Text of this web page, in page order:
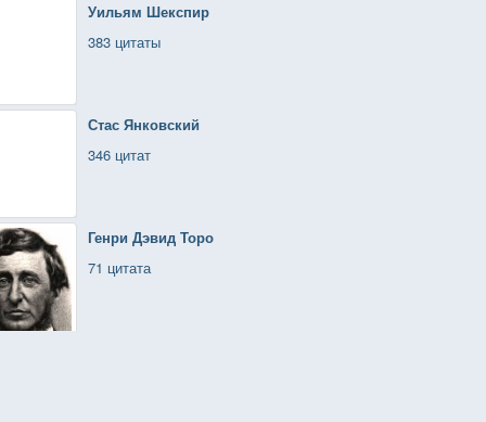
Уильям Шекспир
383 цитаты
Стас Янковский
346 цитат
Генри Дэвид Торо
71 цитата